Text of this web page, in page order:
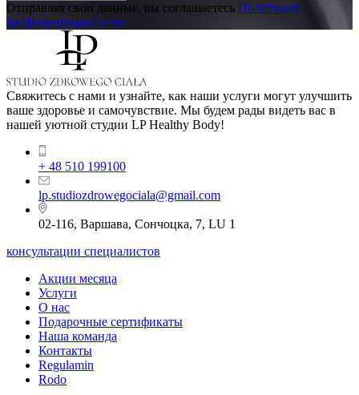
Отправляя свои данные, вы соглашаетесь Политикой
конфиденциальности
Свяжитесь с нами и узнайте, как наши услуги могут улучшить
ваше здоровье и самочувствие. Мы будем рады видеть вас в
нашей уютной студии LP Healthy Body!
+ 48 510 199100
lp.studiozdrowegociala@gmail.com
02-116, Варшава, Сончоцка, 7, LU 1
консультации специалистов
Акции месяца
Услуги
О нас
Подарочные сертификаты
Наша команда
Контакты
Regulamin
Rodo